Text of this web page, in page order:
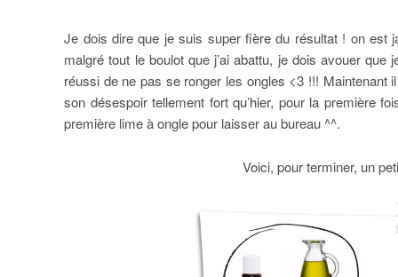
Je dois dire que je suis super fière du résultat ! on est
malgré tout le boulot que j’ai abattu, je dois avouer
réussi de ne pas se ronger les ongles <3 !!! Maintenant
son désespoir tellement fort qu’hier, pour la première
première lime à ongle pour laisser au bureau ^^.
Voici, pour terminer, un